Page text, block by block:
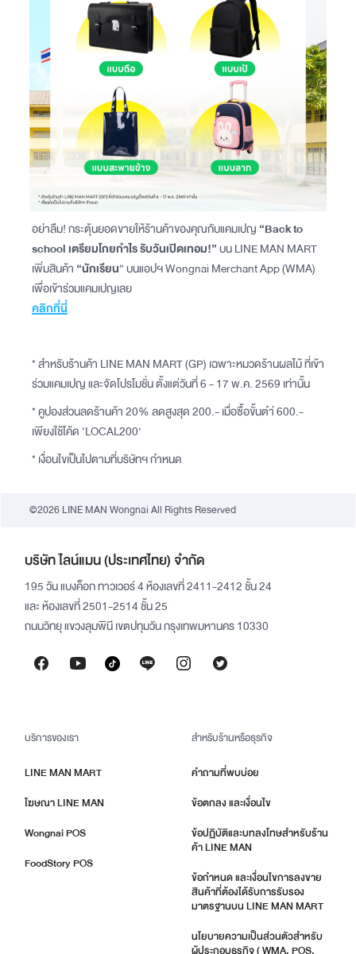
อย่าลืม! กระตุ้นยอดขายให้ร้านค้าของคุณกับแคมเปญ “Back to
school เตรียมโกยกำไร รับวันเปิดเทอม!”บน LINE MAN MART
เพิ่มสินค้า “นักเรียน” บนแอปฯ Wongnai Merchant App (WMA)
เพื่อเข้าร่วมแคมเปญเลย
คลิกที่นี่
* สำหรับร้านค้า LINE MAN MART (GP) เฉพาะหมวดร้านผลไม้ ที่เข้า
ร่วมแคมเปญ และจัดโปรโมชั่น ตั้งแต่วันที่ 6 - 17 พ.ค. 2569 เท่านั้น
* คูปองส่วนลดร้านค้า 20% ลดสูงสุด 200.- เมื่อซื้อขั้นตำ่ 600.-
เพียงใช้โค้ด ‘LOCAL200’
* เงื่อนไขเป็นไปตามที่บริษัทฯ​ กำหนด
©2026 LINE MAN Wongnai All Rights Reserved
บริษัท ไลน์แมน (ประเทศไทย) จำกัด
195 วัน แบงค็อก ทาวเวอร์ 4 ห้องเลขที่ 2411-2412 ชั้น 24
และ ห้องเลขที่ 2501-2514 ชั้น 25
ถนนวิทยุ แขวงลุมพินี เขตปทุมวัน กรุงเทพมหานคร 10330
บริการของเรา
LINE MAN MART
โฆษณา LINE MAN
Wongnai POS
FoodStory POS
สำหรับร้านหรือธุรกิจ
คำถามที่พบบ่อย
ข้อตกลง และเงื่อนไข
ข้อปฏิบัติและบทลงโทษสำหรับร้าน
ค้า LINE MAN
ข้อกำหนด และเงื่อนไขการลงขาย
สินค้าที่ต้องได้รับการรับรอง
มาตรฐานบน LINE MAN MART
นโยบายความเป็นส่วนตัวสำหรับ